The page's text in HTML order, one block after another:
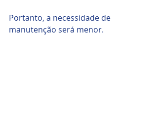
Portanto, a necessidade de
manutenção será menor.